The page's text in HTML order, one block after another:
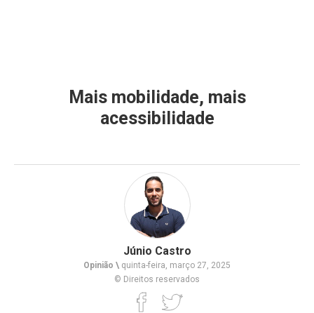
Mais mobilidade, mais
acessibilidade
Júnio Castro
Opinião \ quinta-feira, março 27, 2025
© Direitos reservados